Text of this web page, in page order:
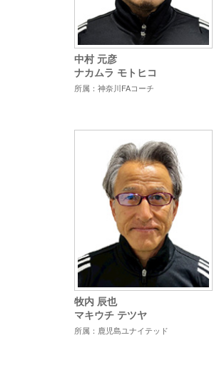
中村 元彦
ナカムラ モトヒコ
所属：神奈川FAコーチ
牧内 辰也
マキウチ テツヤ
所属：鹿児島ユナイテッド